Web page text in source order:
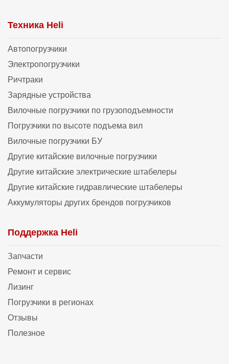
Техника Heli
Автопогрузчики
Электропогрузчики
Ричтраки
Зарядные устройства
Вилочные погрузчики по грузоподъемности
Погрузчики по высоте подъема вил
Вилочные погрузчики БУ
Другие китайские вилочные погрузчики
Другие китайские электрические штабелеры
Другие китайские гидравлические штабелеры
Аккумуляторы других брендов погрузчиков
Поддержка Heli
Запчасти
Ремонт и сервис
Лизинг
Погрузчики в регионах
Отзывы
Полезное